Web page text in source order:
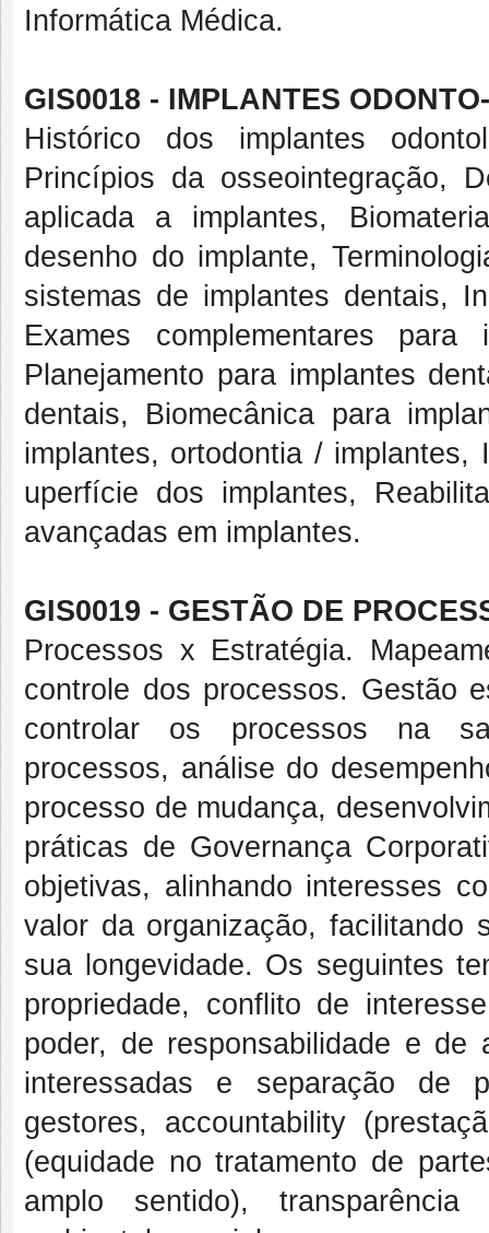
Informática Médica.
GIS0018 - IMPLANTES
Histórico dos implantes
Princípios da osseointegração,
aplicada a implantes,
desenho do implante,
sistemas de implantes dentais,
Exames complementares para
Planejamento para implantes
dentais, Biomecânica para
implantes, ortodontia / implantes,
uperfície dos implantes,
avançadas em implantes.
GIS0019 - GESTÃO DE
Processos x Estratégia.
controle dos processos. Gestão
controlar os processos na
processos, análise do
processo de mudança,
práticas de Governança
objetivas, alinhando interesses
valor da organização, facilitando
sua longevidade. Os seguintes
propriedade, conflito de
poder, de responsabilidade e de
interessadas e separação de
gestores, accountability
(equidade no tratamento de
amplo sentido), transparência